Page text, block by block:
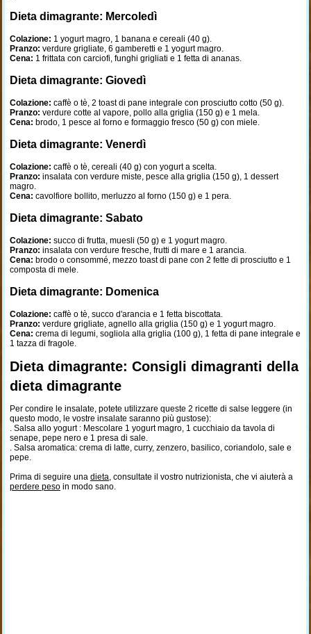
Dieta dimagrante: Mercoledì
Colazione: 1 yogurt magro, 1 banana e cereali (40 g).
Pranzo: verdure grigliate, 6 gamberetti e 1 yogurt magro.
Cena: 1 frittata con carciofi, funghi grigliati e 1 fetta di ananas.
Dieta dimagrante: Giovedì
Colazione: caffè o tè, 2 toast di pane integrale con prosciutto cotto (50 g).
Pranzo: verdure cotte al vapore, pollo alla griglia (150 g) e 1 mela.
Cena: brodo, 1 pesce al forno e formaggio fresco (50 g) con miele.
Dieta dimagrante: Venerdì
Colazione: caffè o tè, cereali (40 g) con yogurt a scelta.
Pranzo: insalata con verdure miste, pesce alla griglia (150 g), 1 dessert
magro.
Cena: cavolfiore bollito, merluzzo al forno (150 g) e 1 pera.
Dieta dimagrante: Sabato
Colazione: succo di frutta, muesli (50 g) e 1 yogurt magro.
Pranzo: insalata con verdure fresche, frutti di mare e 1 arancia.
Cena: brodo o consommé, mezzo toast di pane con 2 fette di prosciutto e 1
composta di mele.
Dieta dimagrante: Domenica
Colazione: caffè o tè, succo d'arancia e 1 fetta biscottata.
Pranzo: verdure grigliate, agnello alla griglia (150 g) e 1 yogurt magro.
Cena: crema di legumi, sogliola alla griglia (100 g), 1 fetta di pane integrale e
1 tazza di fragole.
Dieta dimagrante: Consigli dimagranti della
dieta dimagrante
Per condire le insalate, potete utilizzare queste 2 ricette di salse leggere (in
questo modo, le vostre insalate saranno più gustose):
. Salsa allo yogurt : Mescolare 1 yogurt magro, 1 cucchiaio da tavola di
senape, pepe nero e 1 presa di sale.
. Salsa aromatica: crema di latte, curry, zenzero, basilico, coriandolo, sale e
pepe.
Prima di seguire una dieta, consultate il vostro nutrizionista, che vi aiuterà a
perdere pesoin modo sano.